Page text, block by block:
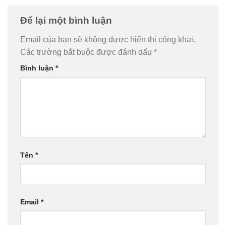
Để lại một bình luận
Email của bạn sẽ không được hiển thị công khai.
Các trường bắt buộc được đánh dấu *
Bình luận *
Tên *
Email *